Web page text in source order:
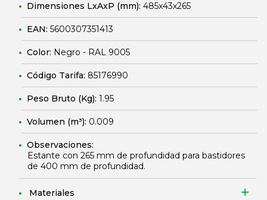
Dimensiones LxAxP (mm): 485x43x265
EAN: 5600307351413
Color: Negro - RAL 9005
Código Tarifa: 85176990
Peso Bruto (Kg): 1.95
Volumen (m³): 0.009
Observaciones:
Estante con 265 mm de profundidad para bastidores
de 400 mm de profundidad.
Materiales